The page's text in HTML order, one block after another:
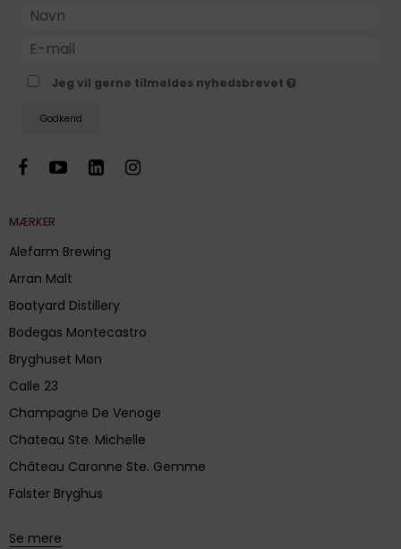
Jeg vil gerne tilmeldes nyhedsbrevet
Godkend
MÆRKER
Alefarm Brewing
Arran Malt
Boatyard Distillery
Bodegas Montecastro
Bryghuset Møn
Calle 23
Champagne De Venoge
Chateau Ste. Michelle
Château Caronne Ste. Gemme
Falster Bryghus
Se mere